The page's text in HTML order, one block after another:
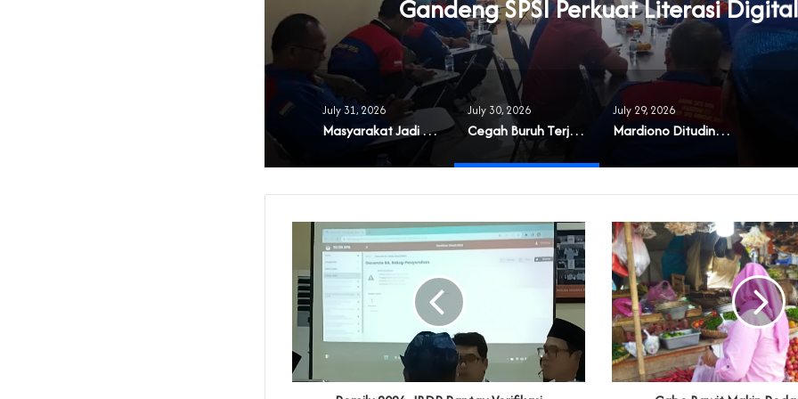
Gandeng SPSI Perkuat Literasi Digital
July 31, 2026
‎Masyarakat Jadi Korban Buruknya Tata Kelola Koperasi Syariah di Banten
July 30, 2026
Cegah Buruh Terjerat Judol dan Pinjol, Polda Banten Gandeng SPSI Perkuat Literasi Digital
July 29, 2026
‎Mardiono Dituding Adu Domba dan Bikin Gaduh Kader PPP di Banten